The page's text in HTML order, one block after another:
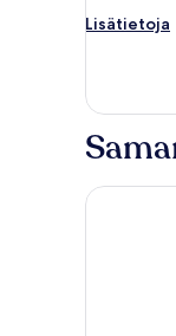
Lisätietoja
Lisätietoja
merinäköala
Hotel